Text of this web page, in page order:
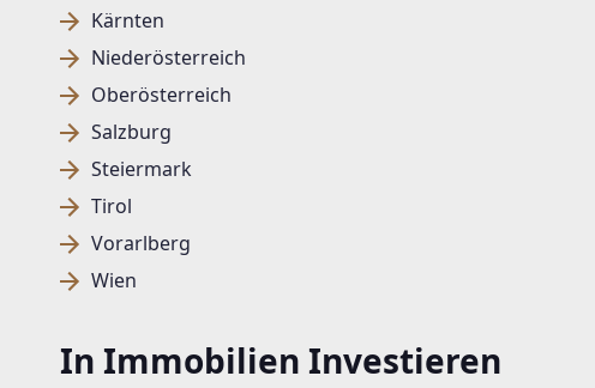
Kärnten
Niederösterreich
Oberösterreich
Salzburg
Steiermark
Tirol
Vorarlberg
Wien
In Immobilien Investieren